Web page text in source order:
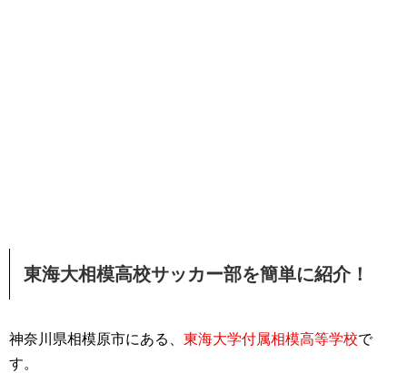
東海大相模高校サッカー部を簡単に紹介！
神奈川県相模原市にある、 東海大学付属相模高等学校で
す。